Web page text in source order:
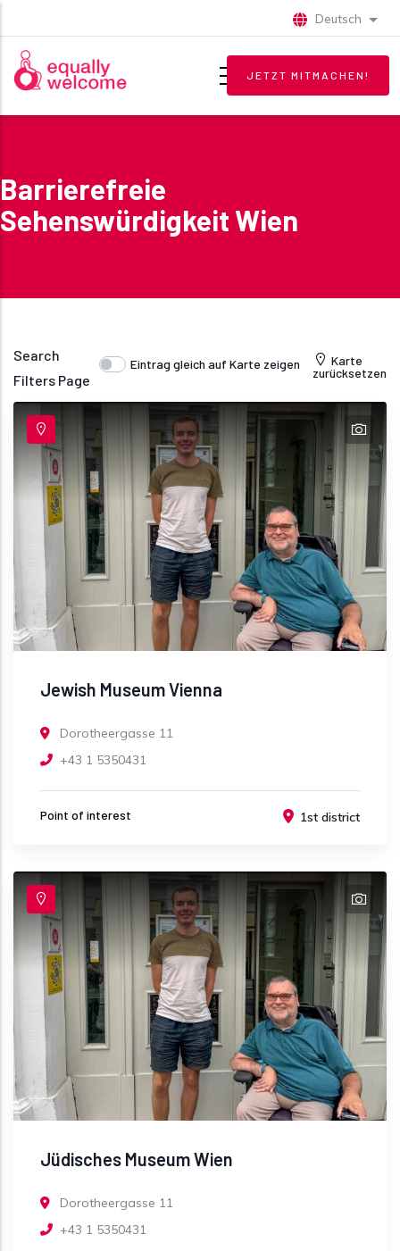
Deutsch
JETZT MITMACHEN!
Barrierefreie
Sehenswürdigkeit Wien
Search
Filters Page
Eintrag gleich auf Karte zeigen
Karte
zurücksetzen
Jewish Museum Vienna
Dorotheergasse 11
+43 1 5350431
Point of interest 1st district
Jüdisches Museum Wien
Dorotheergasse 11
+43 1 5350431